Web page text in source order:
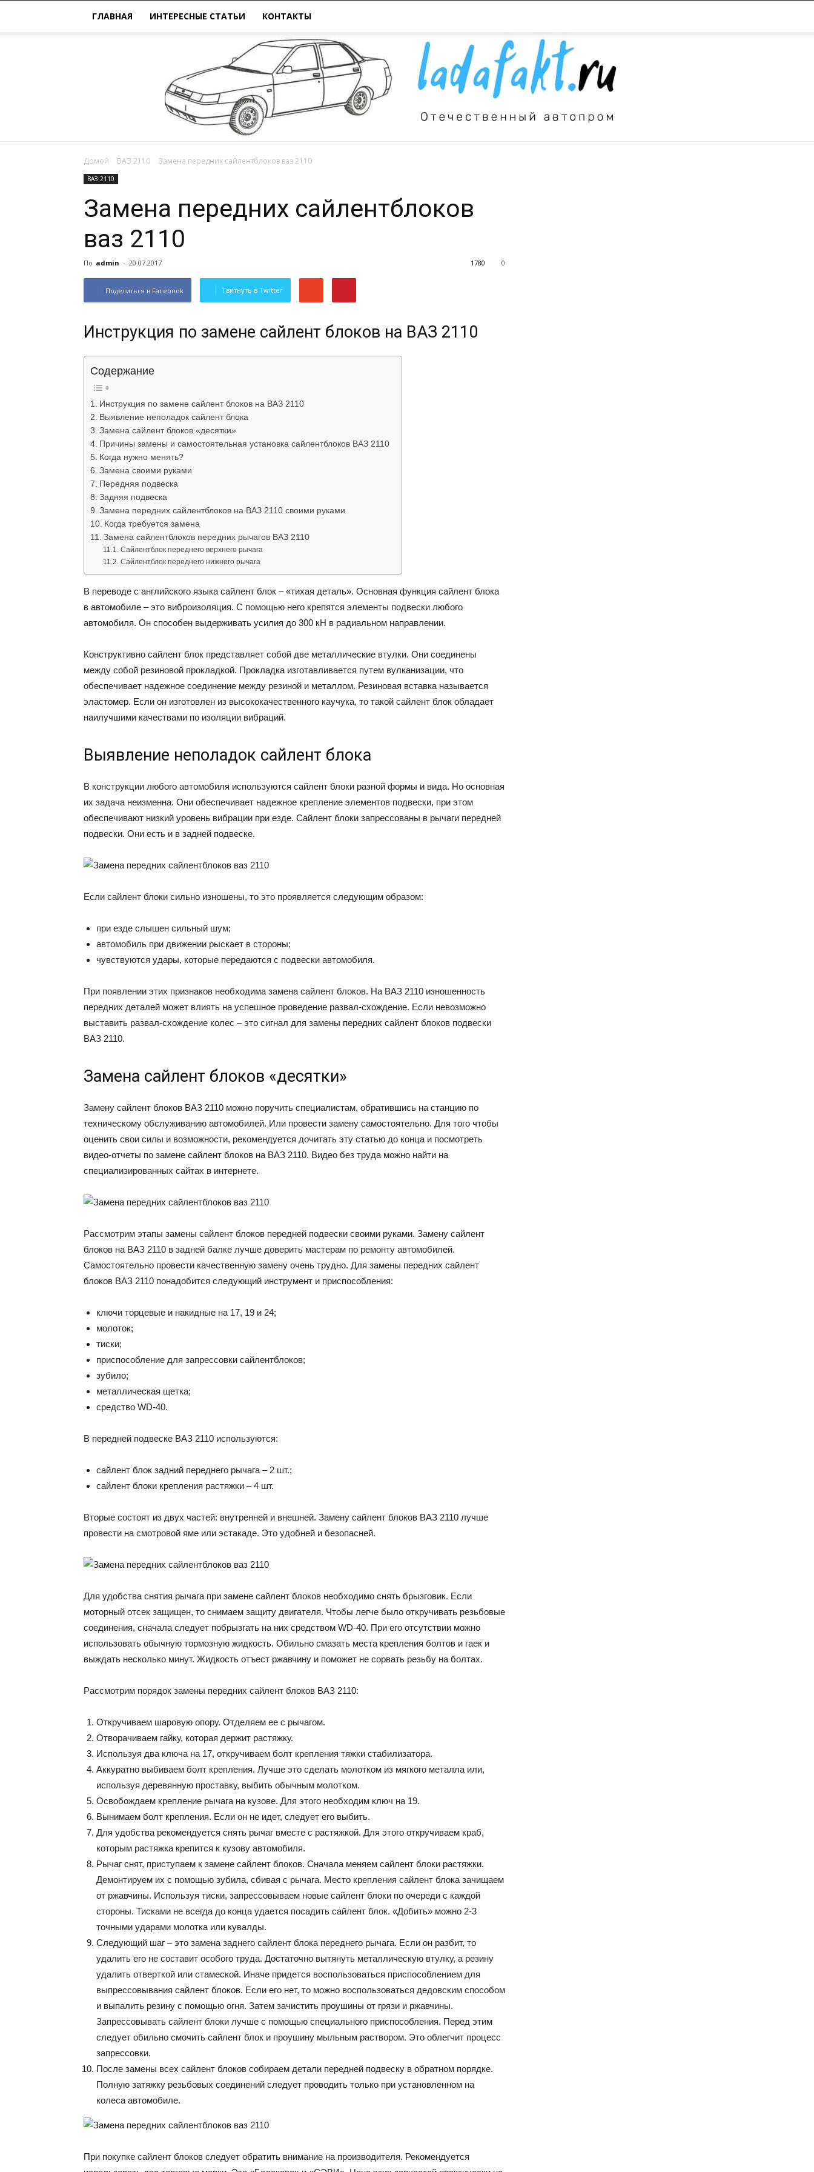
ГЛАВНАЯ ИНТЕРЕСНЫЕ СТАТЬИ КОНТАКТЫ
Домой ВАЗ 2110 Замена передних сайлентблоков ваз 2110
ВАЗ 2110
Замена передних сайлентблоков
ваз 2110
По admin - 20.07.2017 0
1780
Поделиться в Facebook Твитнуть в Twitter
Инструкция по замене сайлент блоков на ВАЗ 2110
Содержание
Инструкция по замене сайлент блоков на ВАЗ 2110
Выявление неполадок сайлент блока
Замена сайлент блоков «десятки»
Причины замены и самостоятельная установка сайлентблоков ВАЗ 2110
Когда нужно менять?
Замена своими руками
Передняя подвеска
Задняя подвеска
Замена передних сайлентблоков на ВАЗ 2110 своими руками
Когда требуется замена
Замена сайлентблоков передних рычагов ВАЗ 2110
Сайлентблок переднего верхнего рычага
Сайлентблок переднего нижнего рычага
В переводе с английского языка сайлент блок – «тихая деталь». Основная функция сайлент блока
в автомобиле – это виброизоляция. С помощью него крепятся элементы подвески любого
автомобиля. Он способен выдерживать усилия до 300 кН в радиальном направлении.
Конструктивно сайлент блок представляет собой две металлические втулки. Они соединены
между собой резиновой прокладкой. Прокладка изготавливается путем вулканизации, что
обеспечивает надежное соединение между резиной и металлом. Резиновая вставка называется
эластомер. Если он изготовлен из высококачественного каучука, то такой сайлент блок обладает
наилучшими качествами по изоляции вибраций.
Выявление неполадок сайлент блока
В конструкции любого автомобиля используются сайлент блоки разной формы и вида. Но основная
их задача неизменна. Они обеспечивает надежное крепление элементов подвески, при этом
обеспечивают низкий уровень вибрации при езде. Сайлент блоки запрессованы в рычаги передней
подвески. Они есть и в задней подвеске.
Если сайлент блоки сильно изношены, то это проявляется следующим образом:
при езде слышен сильный шум;
автомобиль при движении рыскает в стороны;
чувствуются удары, которые передаются с подвески автомобиля.
При появлении этих признаков необходима замена сайлент блоков. На ВАЗ 2110 изношенность
передних деталей может влиять на успешное проведение развал-схождение. Если невозможно
выставить развал-схождение колес – это сигнал для замены передних сайлент блоков подвески
ВАЗ 2110.
Замена сайлент блоков «десятки»
Замену сайлент блоков ВАЗ 2110 можно поручить специалистам, обратившись на станцию по
техническому обслуживанию автомобилей. Или провести замену самостоятельно. Для того чтобы
оценить свои силы и возможности, рекомендуется дочитать эту статью до конца и посмотреть
видео-отчеты по замене сайлент блоков на ВАЗ 2110. Видео без труда можно найти на
специализированных сайтах в интернете.
Рассмотрим этапы замены сайлент блоков передней подвески своими руками. Замену сайлент
блоков на ВАЗ 2110 в задней балке лучше доверить мастерам по ремонту автомобилей.
Самостоятельно провести качественную замену очень трудно. Для замены передних сайлент
блоков ВАЗ 2110 понадобится следующий инструмент и приспособления:
ключи торцевые и накидные на 17, 19 и 24;
молоток;
тиски;
приспособление для запрессовки сайлентблоков;
зубило;
металлическая щетка;
средство WD-40.
В передней подвеске ВАЗ 2110 используются:
сайлент блок задний переднего рычага – 2 шт.;
сайлент блоки крепления растяжки – 4 шт.
Вторые состоят из двух частей: внутренней и внешней. Замену сайлент блоков ВАЗ 2110 лучше
провести на смотровой яме или эстакаде. Это удобней и безопасней.
Для удобства снятия рычага при замене сайлент блоков необходимо снять брызговик. Если
моторный отсек защищен, то снимаем защиту двигателя. Чтобы легче было откручивать резьбовые
соединения, сначала следует побрызгать на них средством WD-40. При его отсутствии можно
использовать обычную тормозную жидкость. Обильно смазать места крепления болтов и гаек и
выждать несколько минут. Жидкость отъест ржавчину и поможет не сорвать резьбу на болтах.
Рассмотрим порядок замены передних сайлент блоков ВАЗ 2110:
Откручиваем шаровую опору. Отделяем ее с рычагом.
Отворачиваем гайку, которая держит растяжку.
Используя два ключа на 17, откручиваем болт крепления тяжки стабилизатора.
Аккуратно выбиваем болт крепления. Лучше это сделать молотком из мягкого металла или,
используя деревянную проставку, выбить обычным молотком.
Освобождаем крепление рычага на кузове. Для этого необходим ключ на 19.
Вынимаем болт крепления. Если он не идет, следует его выбить.
Для удобства рекомендуется снять рычаг вместе с растяжкой. Для этого откручиваем краб,
которым растяжка крепится к кузову автомобиля.
Рычаг снят, приступаем к замене сайлент блоков. Сначала меняем сайлент блоки растяжки.
Демонтируем их с помощью зубила, сбивая с рычага. Место крепления сайлент блока зачищаем
от ржавчины. Используя тиски, запрессовываем новые сайлент блоки по очереди с каждой
стороны. Тисками не всегда до конца удается посадить сайлент блок. «Добить» можно 2-3
точными ударами молотка или кувалды.
Следующий шаг – это замена заднего сайлент блока переднего рычага. Если он разбит, то
удалить его не составит особого труда. Достаточно вытянуть металлическую втулку, а резину
удалить отверткой или стамеской. Иначе придется воспользоваться приспособлением для
выпрессовывания сайлент блоков. Если его нет, то можно воспользоваться дедовским способом
и выпалить резину с помощью огня. Затем зачистить проушины от грязи и ржавчины.
Запрессовывать сайлент блоки лучше с помощью специального приспособления. Перед этим
следует обильно смочить сайлент блок и проушину мыльным раствором. Это облегчит процесс
запрессовки.
После замены всех сайлент блоков собираем детали передней подвеску в обратном порядке.
Полную затяжку резьбовых соединений следует проводить только при установленном на
колеса автомобиле.
При покупке сайлент блоков следует обратить внимание на производителя. Рекомендуется